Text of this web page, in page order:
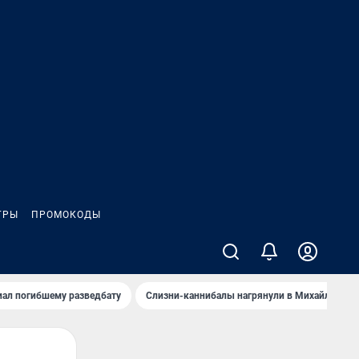
ПРОМОКОДЫ
погибшему разведбату Слизни-каннибалы нагрянули в Михайлов